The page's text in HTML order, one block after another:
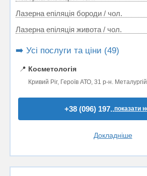
Лазерна епіляція бороди / чол.
Лазерна епіляція живота / чол.
➡️ Усі послуги та ціни (49)
📍 Косметологія
Кривий Ріг, Героїв АТО, 31 р-н.
+38 (096) 197..показати
Докладніше